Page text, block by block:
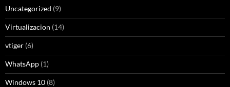
Uncategorized (9)
Virtualizacion (14)
vtiger (6)
WhatsApp (1)
Windows 10 (8)